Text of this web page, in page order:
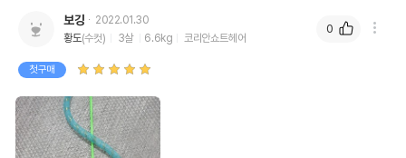
보깅
2022.01.30
황도(수컷) 3살 6.6kg 코리안쇼트헤어
첫구매
0